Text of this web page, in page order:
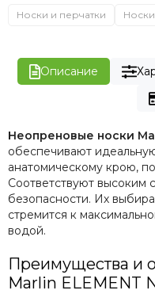
Носки и перчатки Носки
Описание
Неопреновые носки
обеспечивают
анатомическому крою,
Соответствуют высоким
безопасности. Их
стремится к
водой.
Преимущества и
Marlin ELEMENT